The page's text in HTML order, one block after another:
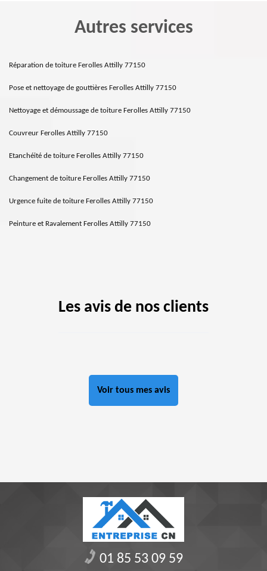
Autres services
Réparation de toiture Ferolles Attilly 77150
Pose et nettoyage de gouttières Ferolles Attilly 77150
Nettoyage et démoussage de toiture Ferolles Attilly 77150
Couvreur Ferolles Attilly 77150
Etanchéité de toiture Ferolles Attilly 77150
Changement de toiture Ferolles Attilly 77150
Urgence fuite de toiture Ferolles Attilly 77150
Peinture et Ravalement Ferolles Attilly 77150
Les avis de nos clients
Voir tous mes avis
01 85 53 09 59